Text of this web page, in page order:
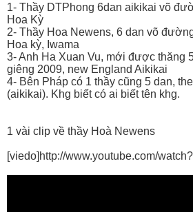
1- Thầy DTPhong 6dan aikikai võ
Hoa Kỳ
2- Thầy Hoa Newens, 6 dan võ
Hoa kỳ, Iwama
3- Anh Ha Xuan Vu, mới được thăng
giêng 2009, new England Aikikai
4- Bên Pháp có 1 thầy cũng 5 dan,
(aikikai). Khg biết có ai biết tên khg.
1 vài clip về thầy Hoà Newens
[viedo]http://www.youtube.com/